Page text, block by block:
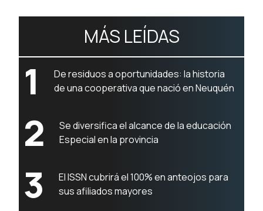
MÁS LEÍDAS
1
De residuos a oportunidades: la historia
de una cooperativa que nació en Neuquén
2
Se diversifica el alcance de la educación
Especial en la provincia
3
El ISSN cubrirá el 100% en anteojos para
sus afiliados mayores